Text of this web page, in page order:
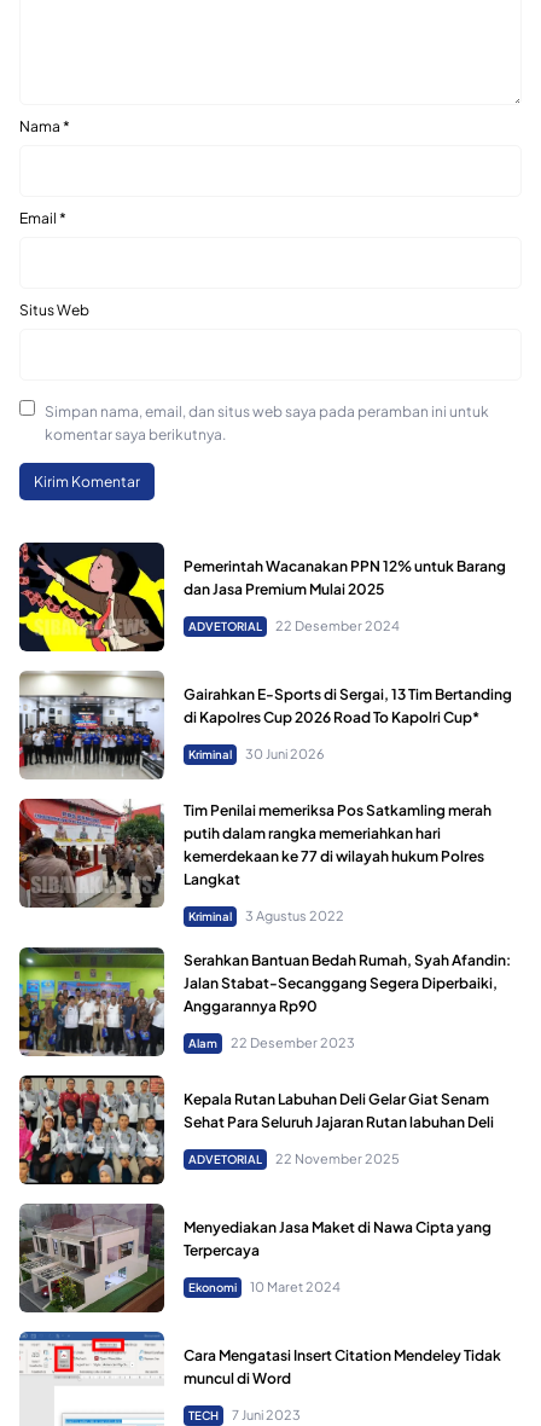
Nama *
Email *
Situs Web
Simpan nama, email, dan situs web saya pada peramban ini untuk
komentar saya berikutnya.
Pemerintah Wacanakan PPN 12% untuk Barang
dan Jasa Premium Mulai 2025
ADVETORIAL 22 Desember 2024
Gairahkan E-Sports di Sergai, 13 Tim Bertanding
di Kapolres Cup 2026 Road To Kapolri Cup*
Kriminal 30 Juni 2026
Tim Penilai memeriksa Pos Satkamling merah
putih dalam rangka memeriahkan hari
kemerdekaan ke 77 di wilayah hukum Polres
Langkat
Kriminal 3 Agustus 2022
Serahkan Bantuan Bedah Rumah, Syah Afandin:
Jalan Stabat-Secanggang Segera Diperbaiki,
Anggarannya Rp90
Alam 22 Desember 2023
Kepala Rutan Labuhan Deli Gelar Giat Senam
Sehat Para Seluruh Jajaran Rutan labuhan Deli
ADVETORIAL 22 November 2025
Menyediakan Jasa Maket di Nawa Cipta yang
Terpercaya
Ekonomi 10 Maret 2024
Cara Mengatasi Insert Citation Mendeley Tidak
muncul di Word
TECH 7 Juni 2023